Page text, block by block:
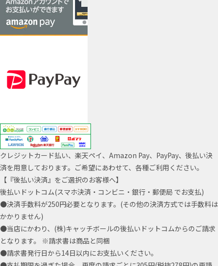
クレジットカード払い、楽天ペイ、Amazon Pay、PayPay、後払い決
済を用意しております。ご希望にあわせて、各種ご利用ください。
【『後払い決済』をご選択のお客様へ】
後払いドットコム(スマホ決済・コンビニ・銀行・郵便局 でお支払)
●決済手数料が250円必要となります。(その他の決済方式では手数料は
かかりません)
●当店にかわり、(株)キャッチボールの後払いドットコムからのご請求
となります。 ※請求書は商品と同梱
●請求書発行日から14日以内にお支払いください。